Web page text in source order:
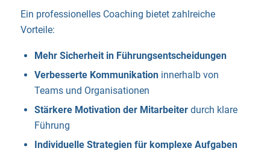
Ein professionelles Coaching bietet zahlreiche
Vorteile:
Mehr Sicherheit in Führungsentscheidungen
Verbesserte Kommunikationinnerhalb von
Teams und Organisationen
Stärkere Motivation der Mitarbeiterdurch klare
Führung
Individuelle Strategien für komplexe Aufgaben